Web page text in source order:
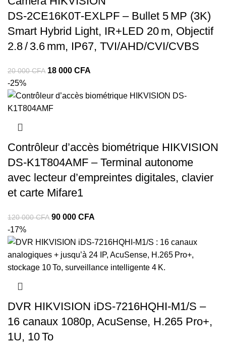
DS‑2CE16K0T‑EXLPF – Bullet 5 MP (3K)
Smart Hybrid Light, IR+LED 20 m, Objectif
2.8 / 3.6 mm, IP67, TVI/AHD/CVI/CVBS
20 000CFA 18 000 CFA
-25%
Contrôleur d’accès biométrique HIKVISION
DS‑K1T804AMF – Terminal autonome
avec lecteur d’empreintes digitales, clavier
et carte Mifare1
120 000CFA 90 000 CFA
-17%
DVR HIKVISION iDS‑7216HQHI‑M1/S –
16 canaux 1080p, AcuSense, H.265 Pro+,
1U, 10 To